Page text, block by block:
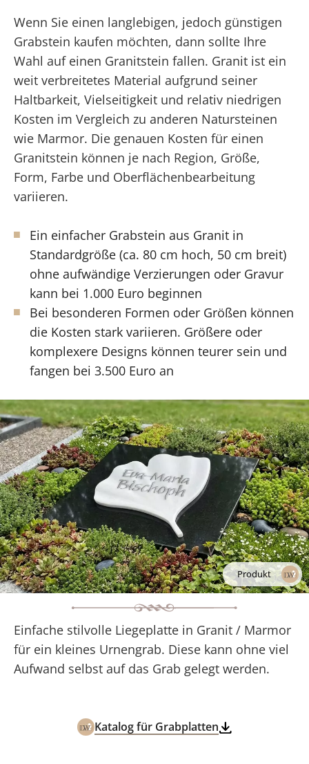
Wenn Sie einen langlebigen, jedoch günstigen
Grabstein kaufen möchten, dann sollte Ihre
Wahl auf einen Granitstein fallen. Granit ist ein
weit verbreitetes Material aufgrund seiner
Haltbarkeit, Vielseitigkeit und relativ niedrigen
Kosten im Vergleich zu anderen Natursteinen
wie Marmor. Die genauen Kosten für einen
Granitstein können je nach Region, Größe,
Form, Farbe und Oberflächenbearbeitung
variieren.
Ein einfacher Grabstein aus Granit in
Standardgröße (ca. 80 cm hoch, 50 cm breit)
ohne aufwändige Verzierungen oder Gravur
kann bei 1.000 Euro beginnen
Bei besonderen Formen oder Größen können
die Kosten stark variieren. Größere oder
komplexere Designs können teurer sein und
fangen bei 3.500 Euro an
Produkt
Einfache stilvolle Liegeplatte in Granit / Marmor
für ein kleines Urnengrab. Diese kann ohne viel
Aufwand selbst auf das Grab gelegt werden.
Katalog für Grabplatten